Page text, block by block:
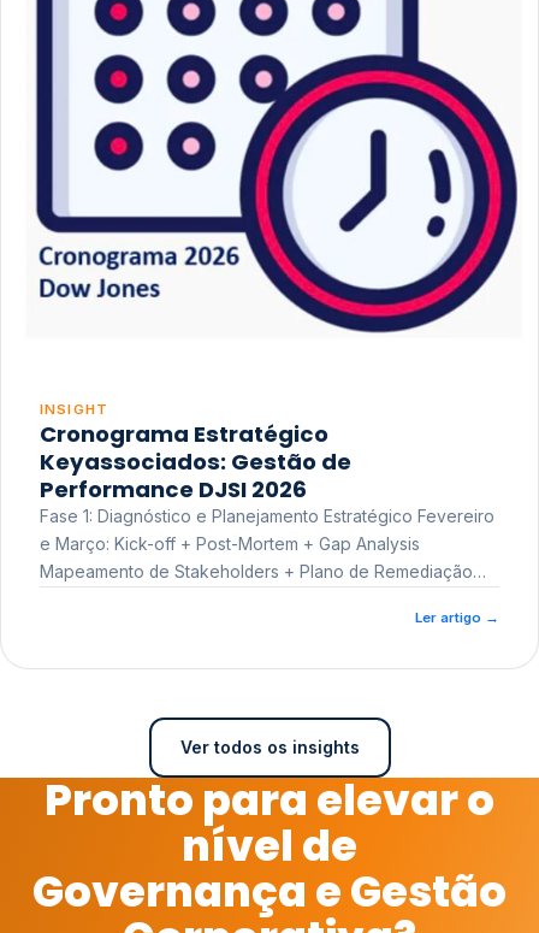
INSIGHT
Cronograma Estratégico
Keyassociados: Gestão de
Performance DJSI 2026
Fase 1: Diagnóstico e Planejamento Estratégico Fevereiro
e Março: Kick-off + Post-Mortem + Gap Analysis
Mapeamento de Stakeholders + Plano de Remediação
Ler artigo →
Ver todos os insights
Pronto para elevar o
nível de
Governança e Gestão